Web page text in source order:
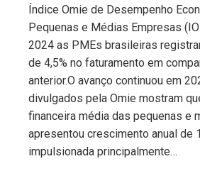
Índice Omie de Desempenho
Pequenas e Médias Empresas
2024 as PMEs brasileiras
de 4,5% no faturamento em
anterior.O avanço continuou em
divulgados pela Omie mostram
financeira média das pequenas e
apresentou crescimento anual de
impulsionada principalmente…